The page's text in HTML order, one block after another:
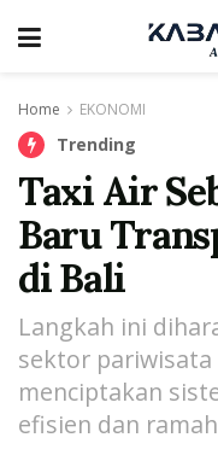
Home EKONOMI
Trending
Taxi Air
Baru
di Bali
Langkah ini
sektor
menciptakan
efisien dan